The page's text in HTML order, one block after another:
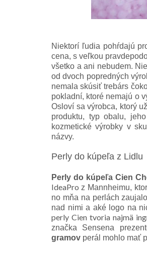
Niektorí ľudia pohŕdajú
cena, s veľkou
všetko a ani nebudem.
od dvoch popredných
nemala skúsiť trebárs
pokladní, ktoré nemajú o
Osloví sa výrobca, ktorý
produktu, typ obalu,
kozmetické výrobky v
názvy.
Perly do kúpeľa z Lidlu
Perly do kúpeľa Cien
IdeaPro z Mannheimu,
no mňa na perlách
nad nimi a aké logo na
perly Cien tvoria najmä
značka Sensena
gramov perál mohlo mať